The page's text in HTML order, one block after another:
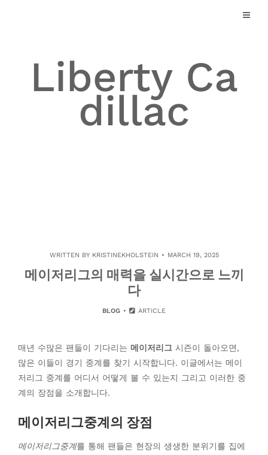
Liberty Ca
dillac
WRITTEN BY KRISTINEKHOLSTEIN MARCH 19, 2025
메이저리그의 매력을 실시간으로 느끼
다
BLOG ARTICLE
매년 수많은 팬들이 기다리는 메이저리그 시즌이 돌아오면,
많은 이들이 경기 중계를 찾기 시작합니다. 이글에서는 메이
저리그 중계를 어디서 어떻게 볼 수 있는지 그리고 이러한 중
계의 장점을 소개합니다.
메이저리그중계의 장점
메이저리그중계를 통해 팬들은 현장의 생생한 분위기를 집에